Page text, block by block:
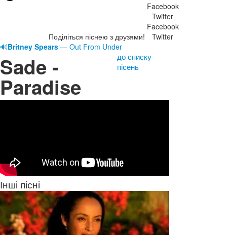
Поділіться піснею з друзями!
Facebook
Twitter
Facebook
Twitter
🔊Britney Spears — Out From Under
Sade -
Paradise
до списку
пісень
Інші пісні